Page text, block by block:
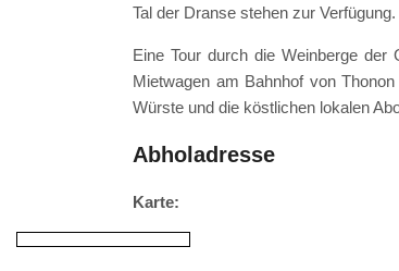
Tal der Dranse stehen zur Verfügung.
Eine Tour durch die Weinberge
Mietwagen am Bahnhof von
Würste und die köstlichen lokalen
Abholadresse
Karte: